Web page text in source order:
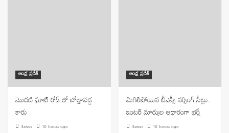
ఆంధ్ర ప్రదేశ్
మొదటి ఘాట్ రోడ్ లో బోల్తాపడ్డ
కారు
Eswar 10 hours ago
ఆంధ్ర ప్రదేశ్
మిగిలిపోయిన బీఎస్సీ నర్సింగ్ సీట్లు..
ఇంటర్ మార్కుల ఆధారంగా భర్తీ
Eswar 10 hours ago